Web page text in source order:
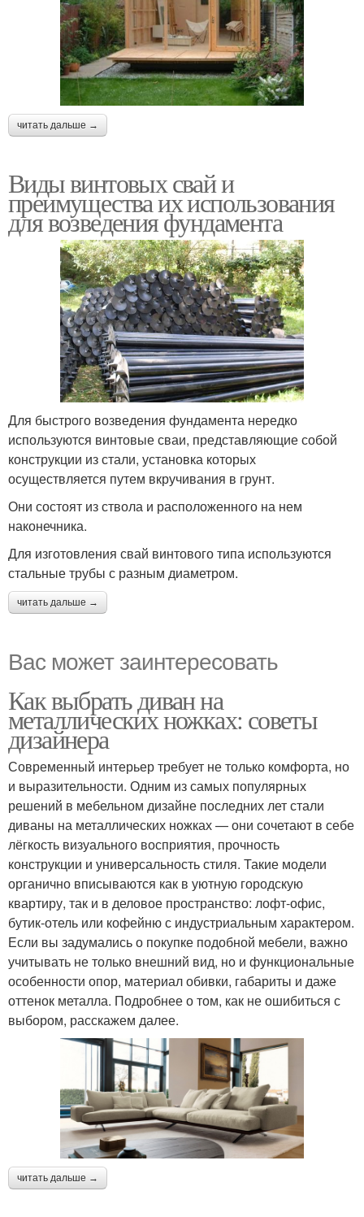
читать дальше →
Виды винтовых свай и
преимущества их использования
для возведения фундамента
Для быстрого возведения фундамента нередко
используются винтовые сваи, представляющие собой
конструкции из стали, установка которых
осуществляется путем вкручивания в грунт.
Они состоят из ствола и расположенного на нем
наконечника.
Для изготовления свай винтового типа используются
стальные трубы с разным диаметром.
читать дальше →
Вас может заинтересовать
Как выбрать диван на
металлических ножках: советы
дизайнера
Современный интерьер требует не только комфорта, но
и выразительности. Одним из самых популярных
решений в мебельном дизайне последних лет стали
диваны на металлических ножках — они сочетают в себе
лёгкость визуального восприятия, прочность
конструкции и универсальность стиля. Такие модели
органично вписываются как в уютную городскую
квартиру, так и в деловое пространство: лофт-офис,
бутик-отель или кофейню с индустриальным характером.
Если вы задумались о покупке подобной мебели, важно
учитывать не только внешний вид, но и функциональные
особенности опор, материал обивки, габариты и даже
оттенок металла. Подробнее о том, как не ошибиться с
выбором, расскажем далее.
читать дальше →